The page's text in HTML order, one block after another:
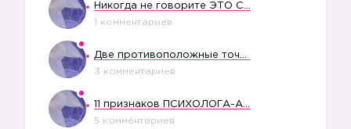
Никогда не говорите ЭТО СВОЕМУ РЕБЕНКУ
1 комментариев
Две противоположные точки зрения насчет финансового положения жены в семье
3 комментариев
11 признаков ПСИХОЛОГА-АБЬЮЗЕРА
5 комментариев